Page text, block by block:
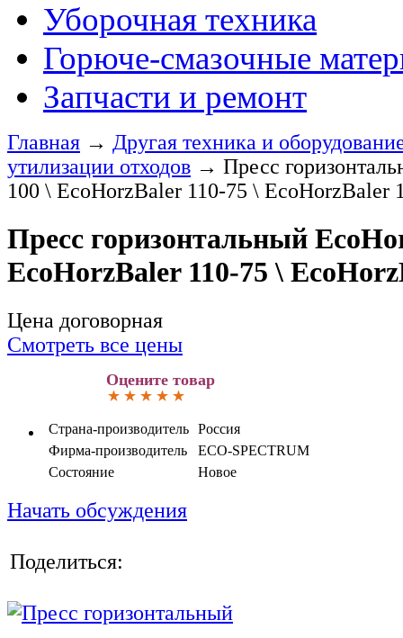
Уборочная техника
Горюче-смазочные
Запчасти и ремонт
Главная → Другая техника и
утилизации отходов → Пресс
100 \ EcoHorzBaler 110-75 \ EcoHorzBaler
Пресс горизонтальный
EcoHorzBaler 110-75 \
Цена договорная
Смотреть все цены
Оцените товар
Страна-производитель Россия
Фирма-производитель
ECO-SPECTRUM
Состояние
Новое
Начать обсуждения
Поделиться: